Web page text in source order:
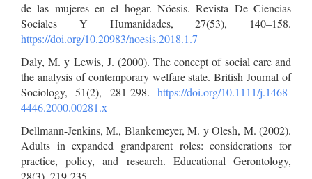
de las mujeres en el hogar. Nóesis. Revista De Ciencias
Sociales Y Humanidades, 27(53), 140–158.
https://doi.org/10.20983/noesis.2018.1.7
Daly, M. y Lewis, J. (2000). The concept of social care and
the analysis of contemporary welfare state. British Journal of
Sociology, 51(2), 281-298. https://doi.org/10.1111/j.1468-
4446.2000.00281.x
Dellmann-Jenkins, M., Blankemeyer, M. y Olesh, M. (2002).
Adults in expanded grandparent roles: considerations for
practice, policy, and research. Educational Gerontology,
28(3), 219-235.